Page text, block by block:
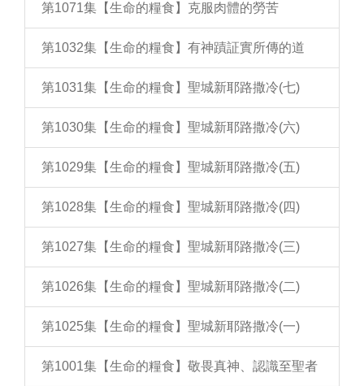
第1071集【生命的糧食】克服肉體的勞苦
第1032集【生命的糧食】有神蹟証實所傳的道
第1031集【生命的糧食】聖城新耶路撒冷(七)
第1030集【生命的糧食】聖城新耶路撒冷(六)
第1029集【生命的糧食】聖城新耶路撒冷(五)
第1028集【生命的糧食】聖城新耶路撒冷(四)
第1027集【生命的糧食】聖城新耶路撒冷(三)
第1026集【生命的糧食】聖城新耶路撒冷(二)
第1025集【生命的糧食】聖城新耶路撒冷(一)
第1001集【生命的糧食】敬畏真神、認識至聖者